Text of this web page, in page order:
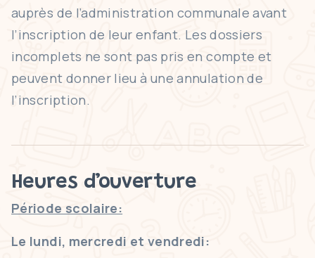
auprès de l’administration communale avant
l’inscription de leur enfant. Les dossiers
incomplets ne sont pas pris en compte et
peuvent donner lieu à une annulation de
l’inscription.
Heures d’ouverture
Période scolaire:
Le lundi, mercredi et vendredi: